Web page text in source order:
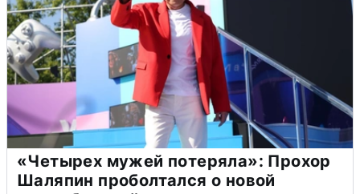
«Четырех мужей потеряла»: Прохор
Шаляпин проболтался о новой